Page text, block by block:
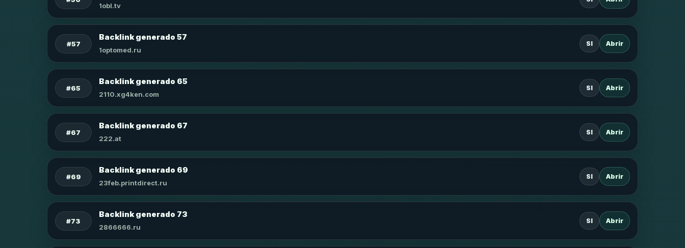
1obl.tv
#57
Backlink generado 57
1optomed.ru
SI Abrir
#65
Backlink generado 65
2110.xg4ken.com
SI Abrir
#67
Backlink generado 67
222.at
SI Abrir
#69
Backlink generado 69
23feb.printdirect.ru
SI Abrir
#73
Backlink generado 73
2866666.ru
SI Abrir